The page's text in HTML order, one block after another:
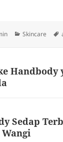
Categories
Skincare
Handbody
Sedap